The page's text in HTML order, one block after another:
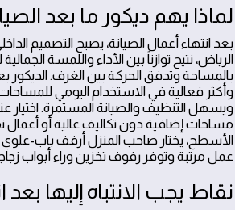
لماذا يهم ديكور ما بعد
بعد انتهاء أعمال الصيانة، يصبح التصميم
الرياض، نتيح توازناً بين الأداء واللمسة
بالمساحة وتدفق الحركة بين الغرف. الديكور
وأكثر فعالية في الاستخدام اليومي
ويسهل التنظيف والصيانة المستمرة. اختيار
مساحات إضافية دون تكاليف عالية أو أعمال
عمل مرتبة وتوفر رفوف تخزين وراء أبواب
نقاط يجب الانتباه إليها بعد